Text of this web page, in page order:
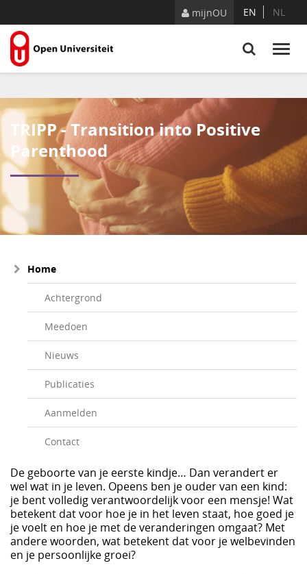
mijnOU EN NL
TRIPP - Transition into Positive
Parenthood
Home
Achtergrond
Meedoen
Nieuws
Publicaties
Aanmelden
Contact
De geboorte van je eerste kindje… Dan verandert er
wel wat in je leven. Opeens ben je ouder van een kind:
je bent volledig verantwoordelijk voor een mensje! Wat
betekent dat voor hoe je in het leven staat, hoe goed je
je voelt en hoe je met de veranderingen omgaat? Met
andere woorden, wat betekent dat voor je welbevinden
en je persoonlijke groei?